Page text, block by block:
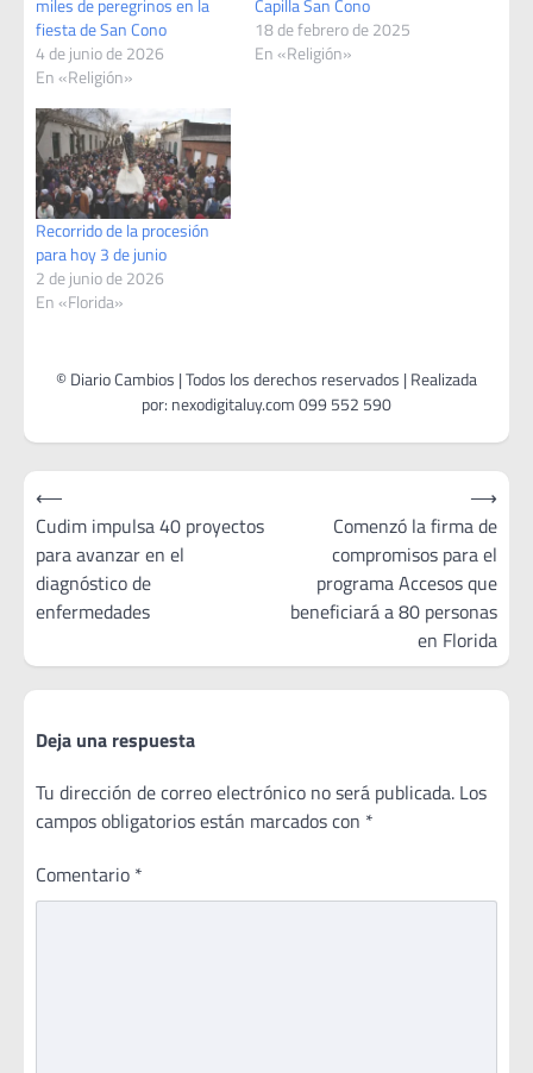
miles de peregrinos en la
fiesta de San Cono
4 de junio de 2026
En «Religión»
Capilla San Cono
18 de febrero de 2025
En «Religión»
Recorrido de la procesión
para hoy 3 de junio
2 de junio de 2026
En «Florida»
Navegación
de
entradas
⟵
Cudim impulsa 40 proyectos
para avanzar en el
diagnóstico de
enfermedades
Comenzó la firma de
compromisos para el
programa Accesos que
beneficiará a 80 personas
en Florida
⟶
Deja una respuesta
Tu dirección de correo electrónico no será publicada. Los
campos obligatorios están marcados con *
Comentario *